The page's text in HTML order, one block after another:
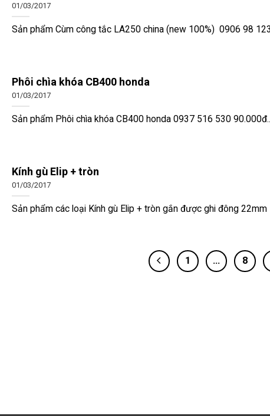
01/03/2017
Sản phẩm Cùm công tắc LA250 china (new 100%) 0906 98
Phôi chìa khóa CB400 honda
01/03/2017
Sản phẩm Phôi chìa khóa CB400 honda 0937 516 530
Kính gù Elip + tròn
01/03/2017
Sản phẩm các loại Kính gù Elip + tròn gắn được ghi đông
1 … 8